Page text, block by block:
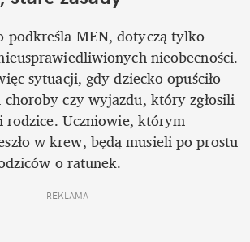
podkreśla MEN, dotyczą tylko
nieobecności.
sytuacji, gdy dziecko opuściło
czy wyjazdu, który zgłosili
Uczniowie, którym
w krew, będą musieli po prostu
o ratunek.
REKLAMA